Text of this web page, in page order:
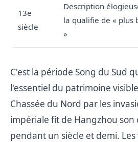
13e
siècle
Description
la qualifie de « plus
»
C'est la période Song du Sud
l'essentiel du patrimoine
Chassée du Nord par les
impériale fit de Hangzhou son
pendant un siècle et demi. Les